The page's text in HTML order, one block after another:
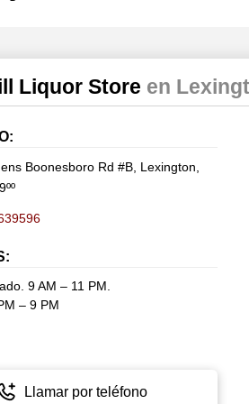
Liquor Store en
Boonesboro Rd #B, Lexington,
9 AM – 11 PM.
– 9 PM
Llamar por teléfono